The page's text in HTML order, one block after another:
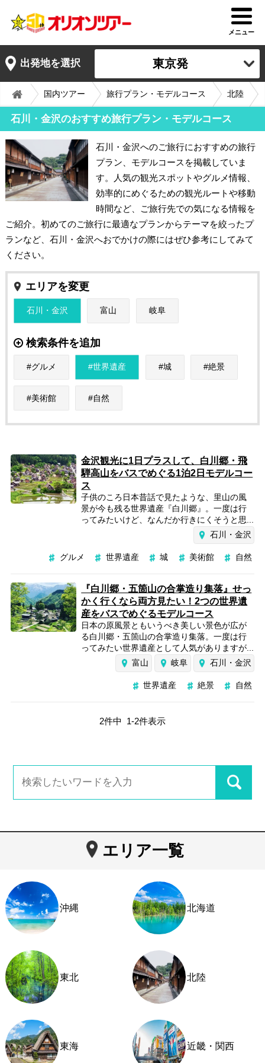
メニュー
出発地を選択 東京発
国内ツアー 旅行プラン・モデルコース 北陸
石川・金沢のおすすめ旅行プラン・モデルコース
石川・金沢へのご旅行におすすめの旅行
プラン、モデルコースを掲載していま
す。人気の観光スポットやグルメ情報、
効率的にめぐるための観光ルートや移動
時間など、ご旅行先での気になる情報を
ご紹介。初めてのご旅行に最適なプランからテーマを絞ったプ
ランなど、石川・金沢へおでかけの際にはぜひ参考にしてみて
ください。
エリアを変更
石川・金沢 富山 岐阜
検索条件を追加
グルメ 世界遺産 城 絶景
美術館 自然
金沢観光に1日プラスして、白川郷・飛
騨高山をバスでめぐる1泊2日モデルコー
ス
子供のころ日本昔話で見たような、里山の風
景が今も残る世界遺産『白川郷』。一度は行
ってみたいけど、なんだか行きにくそうと思...
石川・金沢
グルメ 世界遺産 城 美術館 自然
『白川郷・五箇山の合掌造り集落』せっ
かく行くなら両方見たい！2つの世界遺
産をバスでめぐるモデルコース
日本の原風景ともいうべき美しい景色が広が
る白川郷・五箇山の合掌造り集落。一度は行
ってみたい世界遺産として人気がありますが...
富山
岐阜 石川・金沢
世界遺産 絶景 自然
2件中 1-2件表示
エリア一覧
沖縄 北海道
東北 北陸
東海 近畿・関西